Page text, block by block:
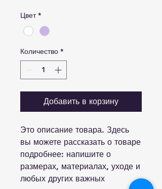
Цвет *
Количество *
Добавить в корзину
Это описание товара. Здесь
вы можете рассказать о товаре
подробнее: напишите о
размерах, материалах, уходе и
любых других важных